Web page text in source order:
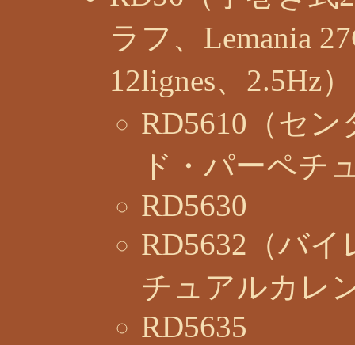
ラフ、Lemania
12lignes、2.5Hz）
RD5610（セ
ド・パーペチ
RD5630
RD5632（バ
チュアルカレ
RD5635